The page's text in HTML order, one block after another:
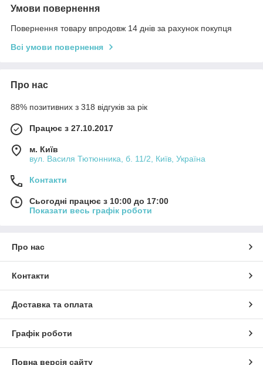
Умови повернення
Повернення товару впродовж 14 днів за рахунок покупця
Всі умови повернення
Про нас
88% позитивних з 318 відгуків за рік
Працює з 27.10.2017
м. Київ
вул. Василя Тютюнника, б. 11/2, Київ, Україна
Контакти
Сьогодні працює з 10:00 до 17:00
Показати весь графік роботи
Про нас
Контакти
Доставка та оплата
Графік роботи
Повна версія сайту